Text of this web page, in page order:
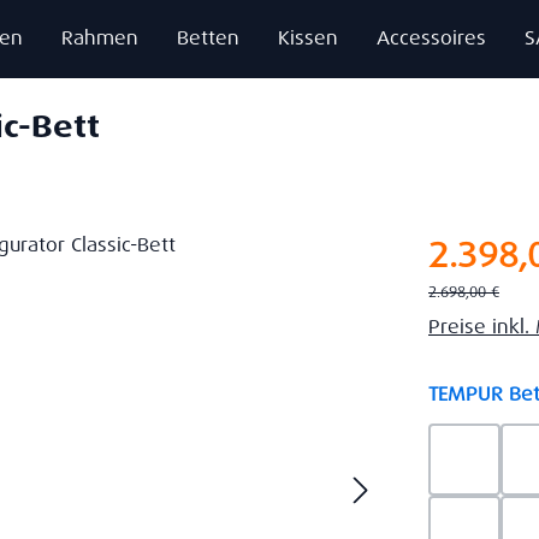
Rahmen Betten Kissen Accessoires
Bett
Regulärer Preis:
2.698,00 €
Preise inkl.
TEMPUR